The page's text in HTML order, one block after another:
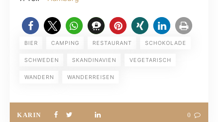
BIER CAMPING RESTAURANT SCHOKOLADE
SCHWEDEN SKANDINAVIEN VEGETARISCH
WANDERN WANDERREISEN
KARIN 0